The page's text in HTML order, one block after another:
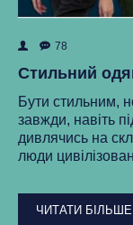
78
Стильний
Бути стильним,
завжди, навіть
дивлячись на
люди
ЧИТАТИ БІЛЬШЕ